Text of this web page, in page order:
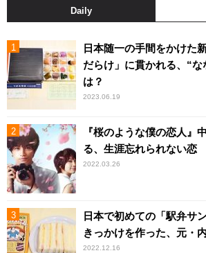
Daily
日本随一の手間をかけた
だらけ」に貫かれる、“な
は？
2023.06.19
『桜のような僕の恋人』
る、生涯忘れられない恋
2022.03.26
日本で初めての「駅弁サ
きっかけを作った、元・
2022.12.16